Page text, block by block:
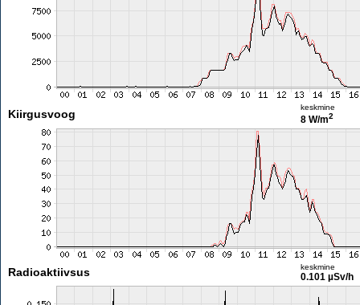
Kiirgusvoog
keskmine
8 W/m2
Radioaktiivsus keskmine
0.101 µSv/h